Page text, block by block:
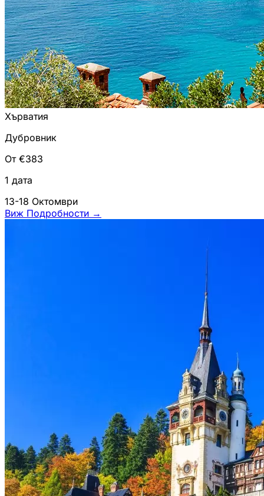
Хърватия
Дубровник
От €383
1 дата
13-18 Октомври
Виж Подробности →